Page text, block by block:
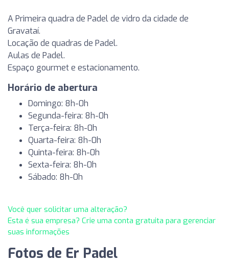
A Primeira quadra de Padel de vidro da cidade de
Gravataí.
Locação de quadras de Padel.
Aulas de Padel.
Espaço gourmet e estacionamento.
Horário de abertura
Domingo: 8h-0h
Segunda-feira: 8h-0h
Terça-feira: 8h-0h
Quarta-feira: 8h-0h
Quinta-feira: 8h-0h
Sexta-feira: 8h-0h
Sábado: 8h-0h
Você quer solicitar uma alteração?
Esta é sua empresa? Crie uma conta gratuita para gerenciar
suas informações
Fotos de Er Padel